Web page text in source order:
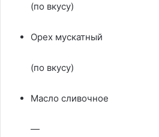
(по вкусу)
Орех мускатный
(по вкусу)
Масло сливочное
—